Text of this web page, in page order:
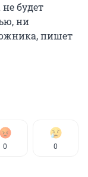
будет
ни
пишет
0 0